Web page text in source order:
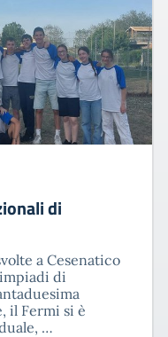
di
a Cesenatico
di
il Fermi si è
…